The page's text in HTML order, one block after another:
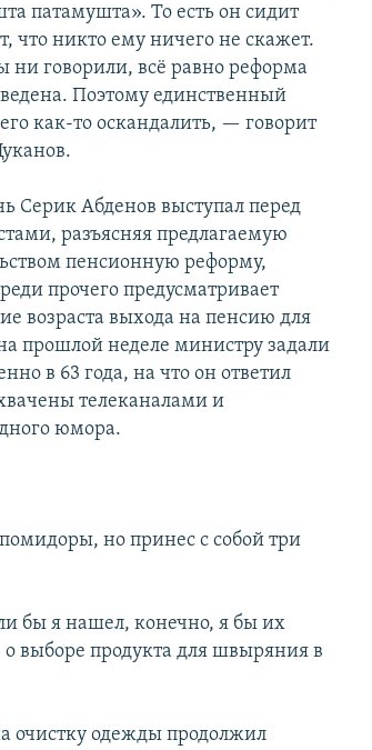
патамушта». То есть он сидит
что никто ему ничего нескажет.
ни говорили, всё равно реформа
Поэтому единственный
как-то оскандалить, — говорит
Серик Абденов выступал перед
разъясняя предлагаемую
пенсионную реформу,
прочего предусматривает
возраста выхода на пенсию для
прошлой неделе министру задали
в 63 года, на что он ответил
телеканалами и
юмора.
но принес с собой три
бы я нашел, конечно, я бы их
выборе продукта для швыряния в
очистку одежды продолжил